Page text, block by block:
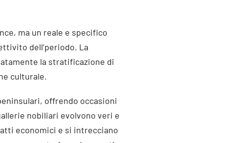
ma un reale e specifico
dell’periodo. La
la stratificazione di
culturale.
offrendo occasioni
nobiliari evolvono veri e
economici e si intrecciano